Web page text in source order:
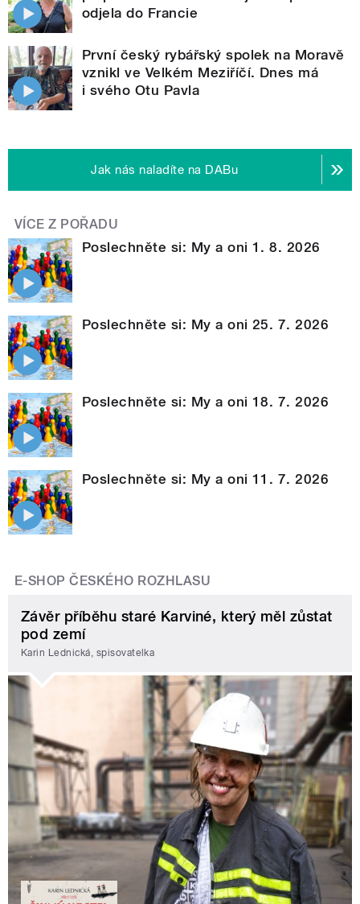
odjela do Francie
První český rybářský spolek na Moravě
vznikl ve Velkém Meziříčí. Dnes má
i svého Otu Pavla
Jak nás naladíte na DABu
VÍCE Z POŘADU
Poslechněte si: My a oni 1. 8. 2026
Poslechněte si: My a oni 25. 7. 2026
Poslechněte si: My a oni 18. 7. 2026
Poslechněte si: My a oni 11. 7. 2026
E-SHOP ČESKÉHO ROZHLASU
Závěr příběhu staré Karviné, který měl zůstat
pod zemí
Karin Lednická, spisovatelka